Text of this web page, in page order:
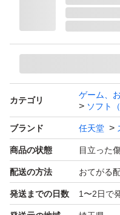
カテゴリ
ゲーム、
ソフト
ブランド 任天堂
商品の状態 目立った
配送の方法 おてがる
発送までの日数 1〜2日で